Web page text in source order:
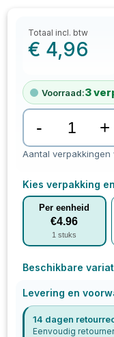
Totaal incl. btw
€ 4,96
Voorraad:3
- +
Aantal verpakkingen
Kies verpakking
Per eenheid
€4.96
1 stuks
Beschikbare
Levering en
14 dagen
Eenvoudig